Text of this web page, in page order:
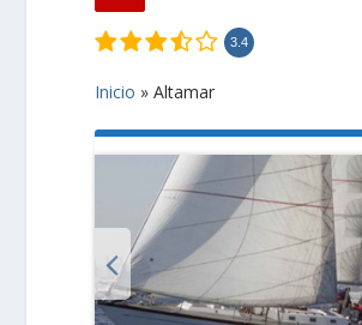
3.4
Inicio » Altamar